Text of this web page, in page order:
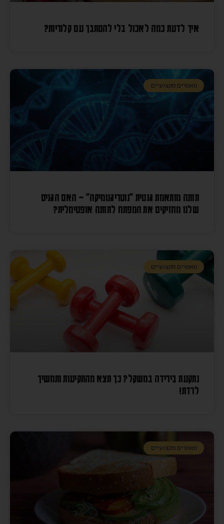
איך לדעת כמה לאכול בלי להסתבך עם קלוריות?
מאמרים מקצועיים
תזונה מותאמת גנטית "נוטריגנומיקה" – האם הגנים
שלנו מחזיקים את המפתח לתזונה אופטימלית?
מאמרים מקצועיים
נתקעת בירידה במשקל? כך תצא מהתקיעות ותמשיך
לרדת!
מאמרים מקצועיים